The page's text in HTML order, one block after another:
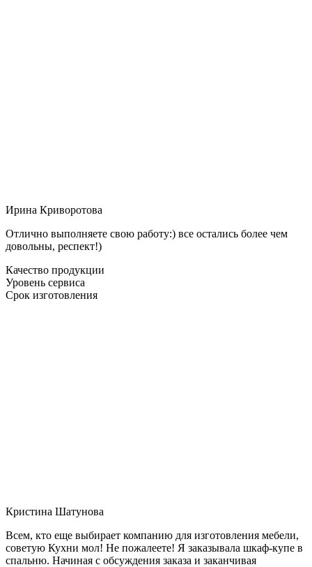
Ирина Криворотова
Отлично выполняете свою работу:) все остались более чем
довольны, респект!)
Качество продукции
Уровень сервиса
Срок изготовления
Кристина Шатунова
Всем, кто еще выбирает компанию для изготовления мебели,
советую Кухни мол! Не пожалеете! Я заказывала шкаф-купе в
спальню. Начиная с обсуждения заказа и заканчивая